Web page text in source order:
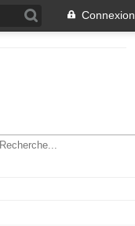
Connexion